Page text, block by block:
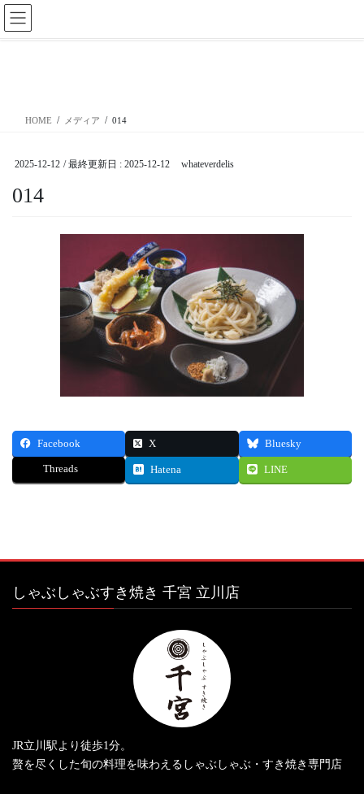
コ
ン
テ
ナ
ビ
ゲ
HOME メディア 014
2025-12-12 / 最終更新日 : 2025-12-12 whateverdelis
014
Facebook X Bluesky
Threads Hatena LINE
しゃぶしゃぶすき焼き 千宮 立川店
JR立川駅より徒歩1分。
贅を尽くした旬の料理を味わえるしゃぶしゃぶ・すき焼き専門店